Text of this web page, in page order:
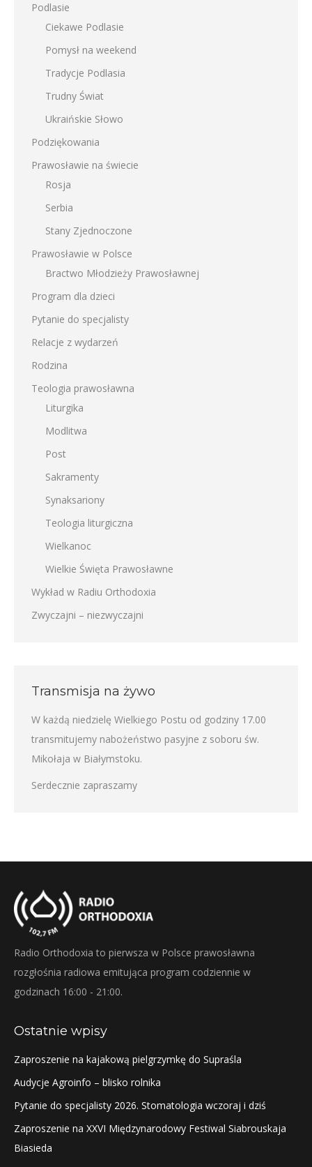
Podlasie
Ciekawe Podlasie
Pomysł na weekend
Tradycje Podlasia
Trudny Świat
Ukraińskie Słowo
Podziękowania
Prawosławie na świecie
Rosja
Serbia
Stany Zjednoczone
Prawosławie w Polsce
Bractwo Młodzieży Prawosławnej
Program dla dzieci
Pytanie do specjalisty
Relacje z wydarzeń
Rodzina
Teologia prawosławna
Liturgika
Modlitwa
Post
Sakramenty
Synaksariony
Teologia liturgiczna
Wielkanoc
Wielkie Święta Prawosławne
Wykład w Radiu Orthodoxia
Zwyczajni – niezwyczajni
Transmisja na żywo
W każdą niedzielę Wielkiego Postu od godziny 17.00
transmitujemy nabożeństwo pasyjne z soboru św.
Mikołaja w Białymstoku.
Serdecznie zapraszamy
Radio Orthodoxia to pierwsza w Polsce prawosławna
rozgłośnia radiowa emitująca program codziennie w
godzinach 16:00 - 21:00.
Ostatnie wpisy
Zaproszenie na kajakową pielgrzymkę do Supraśla
Audycje Agroinfo – blisko rolnika
Pytanie do specjalisty 2026. Stomatologia wczoraj i dziś
Zaproszenie na XXVI Międzynarodowy Festiwal Siabrouskaja
Biasieda